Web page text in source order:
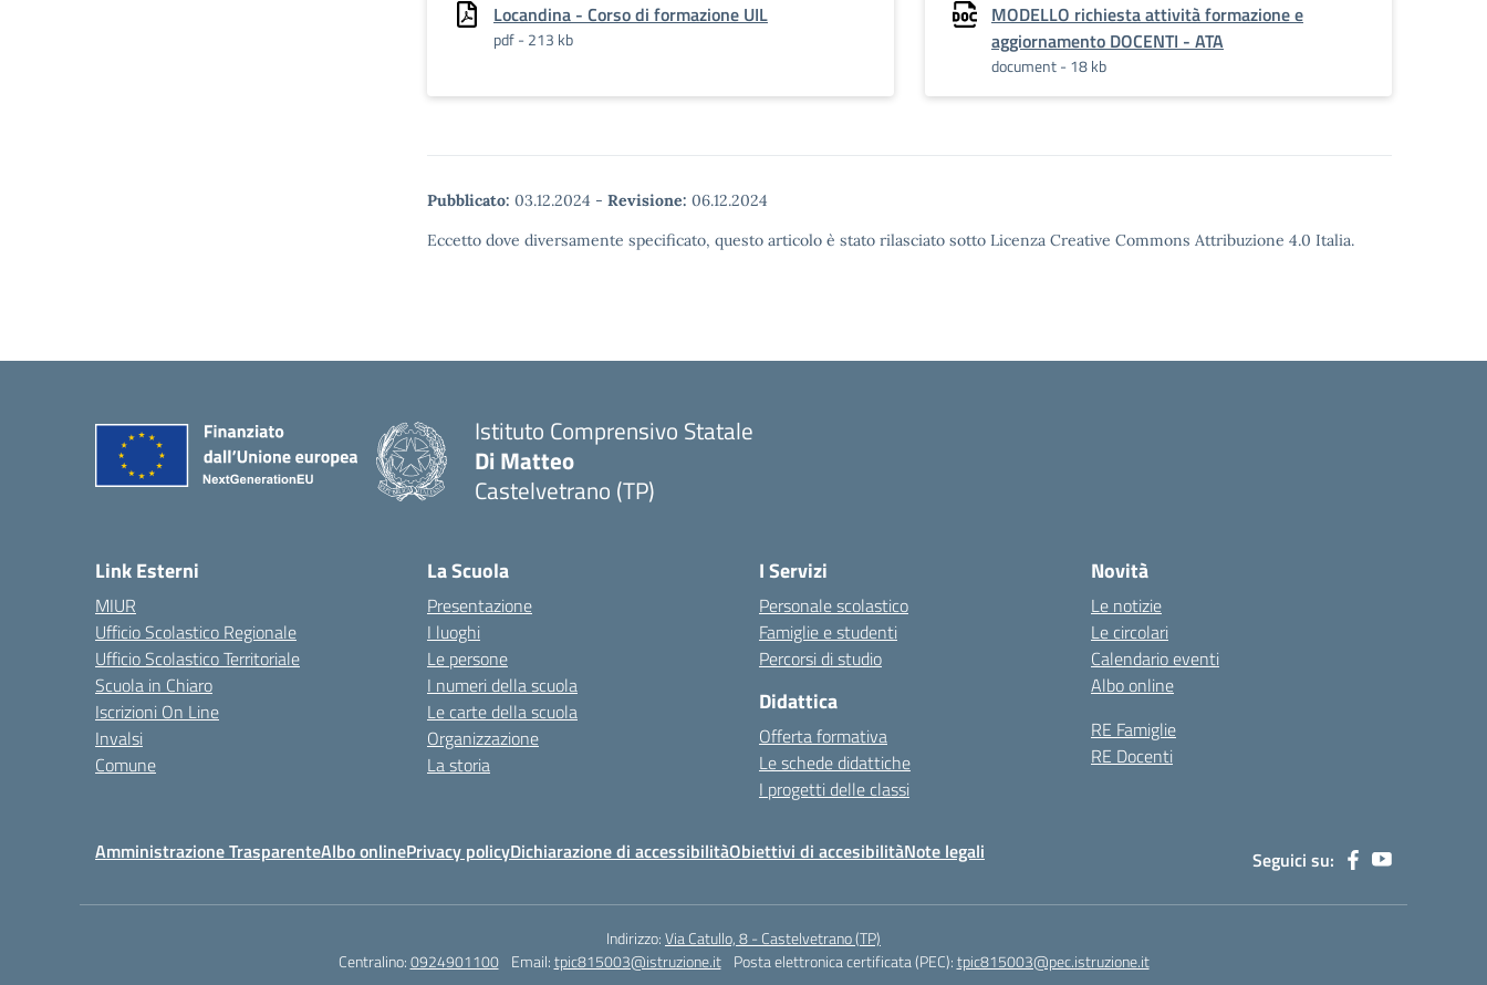
Locandina - Corso di formazione UIL
pdf - 213 kb
MODELLO richiesta attività formazione e
aggiornamento DOCENTI - ATA
document - 18 kb
Pubblicato: 03.12.2024 - Revisione: 06.12.2024
Eccetto dove diversamente specificato, questo articolo è stato rilasciato sotto Licenza Creative Commons Attribuzione 4.0 Italia.
Istituto Comprensivo Statale
Di Matteo
Castelvetrano (TP)
Link Esterni
MIUR
Ufficio Scolastico Regionale
Ufficio Scolastico Territoriale
Scuola in Chiaro
Iscrizioni On Line
Invalsi
Comune
La Scuola
Presentazione
I luoghi
Le persone
I numeri della scuola
Le carte della scuola
Organizzazione
La storia
I Servizi
Personale scolastico
Famiglie e studenti
Percorsi di studio
Didattica
Offerta formativa
Le schede didattiche
I progetti delle classi
Novità
Le notizie
Le circolari
Calendario eventi
Albo online
RE Famiglie
RE Docenti
Amministrazione TrasparenteAlbo onlinePrivacy policyDichiarazione di accessibilitàObiettivi di accesibilitàNote legali Seguici su:
Indirizzo:Via Catullo, 8 - Castelvetrano (TP)
Centralino:0924901100 Email:tpic815003@istruzione.it Posta elettronica certificata (PEC):tpic815003@pec.istruzione.it